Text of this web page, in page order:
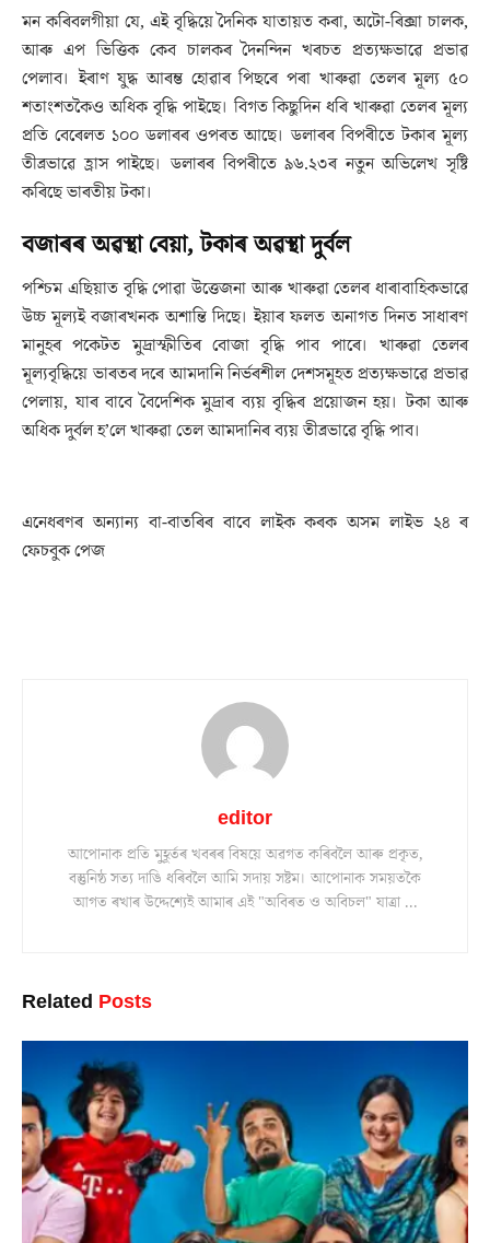
মন কৰিবলগীয়া যে, এই বৃদ্ধিয়ে দৈনিক যাতায়ত কৰা, অটো-ৰিক্সা চালক,
আৰু এপ ভিত্তিক কেব চালকৰ দৈনন্দিন খৰচত প্ৰত্যক্ষভাৱে প্ৰভাৱ
পেলাব। ইৰাণ যুদ্ধ আৰম্ভ হোৱাৰ পিছৰে পৰা খাৰুৱা তেলৰ মূল্য ৫০
শতাংশতকৈও অধিক বৃদ্ধি পাইছে। বিগত কিছুদিন ধৰি খাৰুৱা তেলৰ মূল্য
প্ৰতি বেৰেলত ১০০ ডলাৰৰ ওপৰত আছে। ডলাৰৰ বিপৰীতে টকাৰ মূল্য
তীব্ৰভাৱে হ্ৰাস পাইছে। ডলাৰৰ বিপৰীতে ৯৬.২৩ৰ নতুন অভিলেখ সৃষ্টি
কৰিছে ভাৰতীয় টকা।
বজাৰৰ অৱস্থা বেয়া, টকাৰ অৱস্থা দুৰ্বল
পশ্চিম এছিয়াত বৃদ্ধি পোৱা উত্তেজনা আৰু খাৰুৱা তেলৰ ধাৰাবাহিকভাৱে
উচ্চ মূল্যই বজাৰখনক অশান্তি দিছে। ইয়াৰ ফলত অনাগত দিনত সাধাৰণ
মানুহৰ পকেটত মুদ্ৰাস্ফীতিৰ বোজা বৃদ্ধি পাব পাৰে। খাৰুৱা তেলৰ
মূল্যবৃদ্ধিয়ে ভাৰতৰ দৰে আমদানি নিৰ্ভৰশীল দেশসমূহত প্ৰত্যক্ষভাৱে প্ৰভাৱ
পেলায়, যাৰ বাবে বৈদেশিক মুদ্ৰাৰ ব্যয় বৃদ্ধিৰ প্ৰয়োজন হয়। টকা আৰু
অধিক দুৰ্বল হ’লে খাৰুৱা তেল আমদানিৰ ব্যয় তীব্ৰভাৱে বৃদ্ধি পাব।
এনেধৰণৰ অন্যান্য বা-বাতৰিৰ বাবে লাইক কৰক অসম লাইভ ২৪ ৰ
ফেচবুক পেজ
editor
আপোনাক প্ৰতি মুহূৰ্তৰ খবৰৰ বিষয়ে অৱগত কৰিবলৈ আৰু প্ৰকৃত,
বস্তুনিষ্ঠ সত্য দাঙি ধৰিবলৈ আমি সদায় সষ্টম। আপোনাক সময়তকৈ
আগত ৰখাৰ উদ্দেশ্যেই আমাৰ এই "অবিৰত ও অবিচল" যাত্ৰা ...
Related Posts